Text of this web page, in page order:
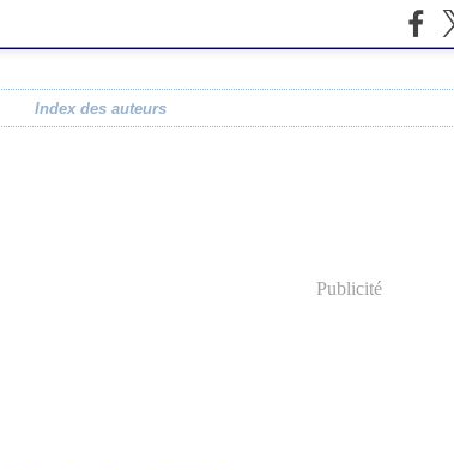
Index des auteurs
Publicité